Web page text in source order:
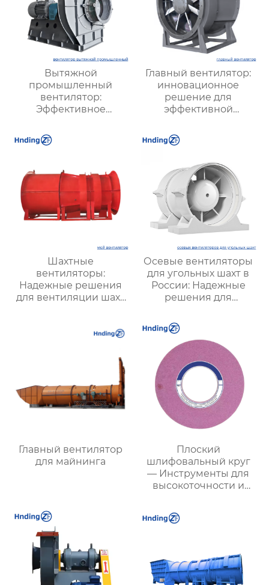
Вытяжной
промышленный
вентилятор:
Эффективное
надежной вентиляции
Главный вентилятор:
инновационное
решение для
эффективной
оптимизации работы
Шахтные
вентиляторы:
Надежные решения
для вентиляции шахт
Осевые вентиляторы
для угольных шахт в
России: Надежные
решения для
вентиляции и
безопасности
Главный вентилятор
для майнинга
Плоский
шлифовальный круг
— Инструменты для
высокоточности и
обработки